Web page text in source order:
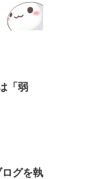
「弱
グを執